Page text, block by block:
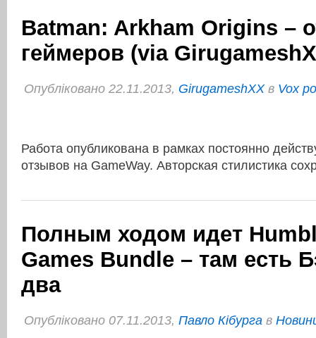
Batman: Arkham Origins –
геймеров (via
Опубліковано 22.11.2013, GirugameshXXв Vox
Работа опубликована в рамках постоянно
отзывов на GameWay. Авторская стилистика
Полным ходом идет
Games Bundle – там есть
два
Опубліковано 07.11.2013, Павло Кібурга в